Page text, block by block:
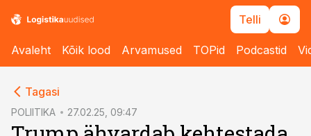
Telli
Avaleht Kõik lood Arvamused TOPid Podcastid
Tagasi
POLIITIKA 27.02.25, 09:47